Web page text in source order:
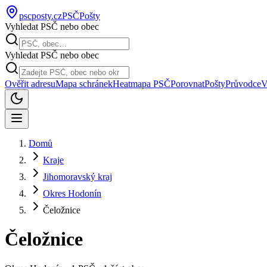
pscposty.czPSČPošty
Vyhledat PSČ nebo obec
Vyhledat PSČ nebo obec
Ověřit adresuMapa schránekHeatmapa PSČPorovnatPoštyPrůvodce
Domů
Kraje
Jihomoravský kraj
Okres Hodonín
Čeložnice
Čeložnice